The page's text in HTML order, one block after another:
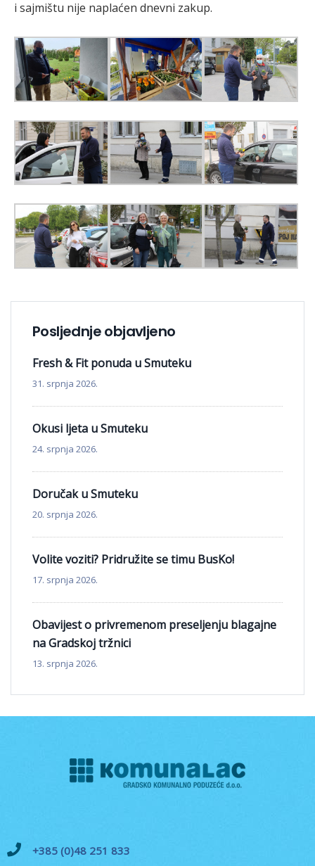
i sajmištu nije naplaćen dnevni zakup.
Posljednje objavljeno
Fresh & Fit ponuda u Smuteku
31. srpnja 2026.
Okusi ljeta u Smuteku
24. srpnja 2026.
Doručak u Smuteku
20. srpnja 2026.
Volite voziti? Pridružite se timu BusKo!
17. srpnja 2026.
Obavijest o privremenom preseljenju blagajne
na Gradskoj tržnici
13. srpnja 2026.
+385 (0)48 251 833